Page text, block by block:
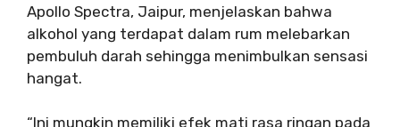
Apollo Spectra, Jaipur, menjelaskan bahwa
alkohol yang terdapat dalam rum melebarkan
pembuluh darah sehingga menimbulkan sensasi
hangat.
“Ini mungkin memiliki efek mati rasa ringan pada